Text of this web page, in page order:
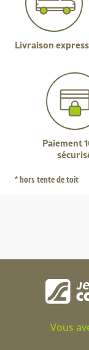
Livraison
* hors tente de toit
Paiement
Vous